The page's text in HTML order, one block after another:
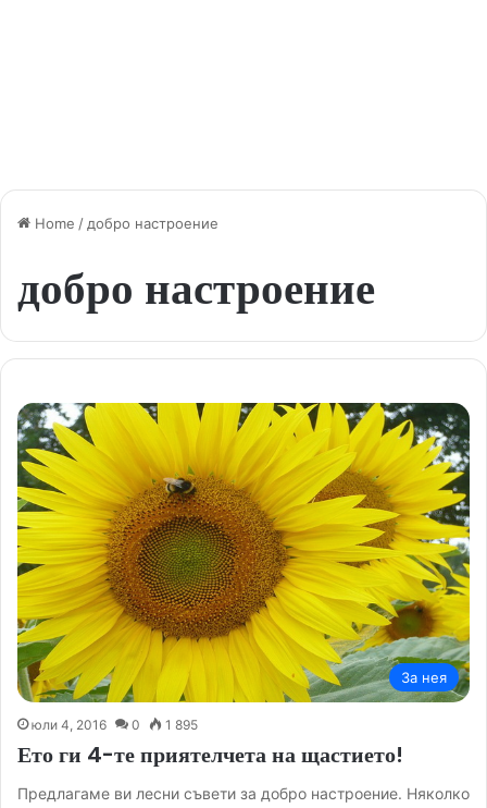
Home / добро настроение
добро настроение
За нея
юли 4, 2016 0 1 895
Ето ги 4-те приятелчета на щастието!
Предлагаме ви лесни съвети за добро настроение. Няколко